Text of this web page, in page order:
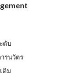
ดับ
รนวัตร
ติม